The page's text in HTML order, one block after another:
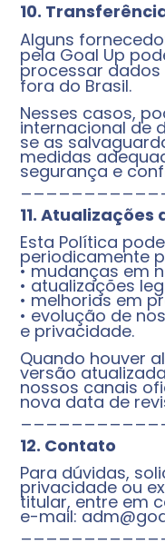
10.
Alguns
pela Goal Up
processar
fora do Brasil.
Nesses casos,
internacional de
se as
medidas
segurança e
11.
Esta Política
periodicamente
• mudanças em
• atualizações
• melhorias em
• evolução de
e privacidade.
Quando houver
versão
nossos canais
nova data de
12. Contato
Para dúvidas,
privacidade ou
titular, entre em
e-mail: